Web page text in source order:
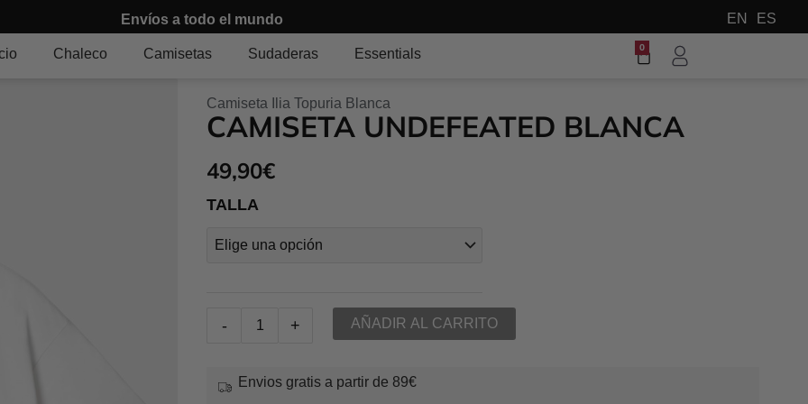
EN ES
Chaleco Camisetas Sudaderas Essentials 0
Carrito
Camiseta Ilia Topuria Blanca
CAMISETA UNDEFEATED BLANCA
49,90€
TALLA
-
Camiseta
Blanca
cantidad
+ AÑADIR AL CARRITO
Envios gratis a partir de 89€